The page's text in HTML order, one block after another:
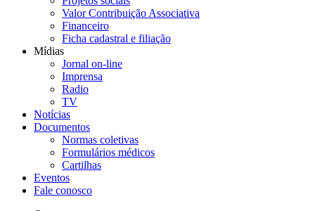
Valor Contribuição Associativa
Financeiro
Ficha cadastral e filiação
Mídias
Jornal on-line
Imprensa
Radio
TV
Notícias
Documentos
Normas coletivas
Formulários médicos
Cartilhas
Eventos
Fale conosco